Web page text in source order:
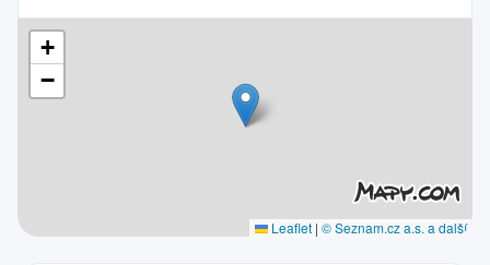
+
−
Leaflet | © Seznam.cz a.s. a další